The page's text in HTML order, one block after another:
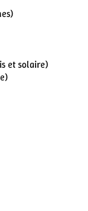
et solaire)